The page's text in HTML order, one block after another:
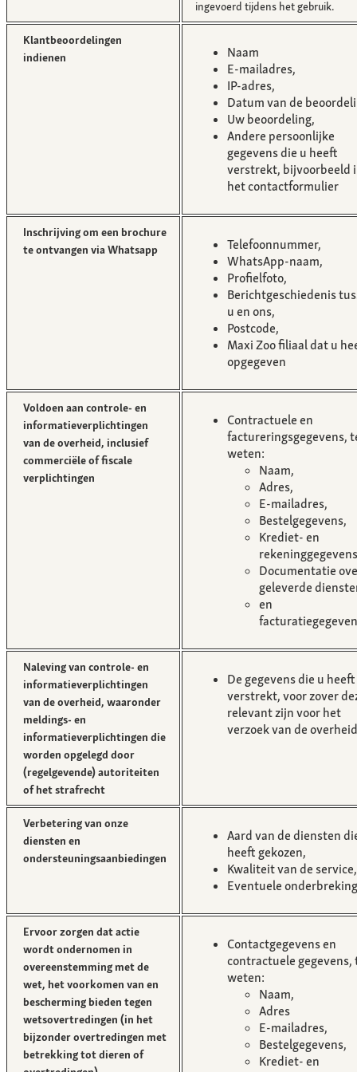
ingevoerd tijdens het gebruik.
Klantbeoordelingen
indienen
Naam
E-mailadres,
IP-adres,
Datum van de
Uw beoordeling,
Andere persoonlijke
gegevens die u heeft
verstrekt, bijvoorbeeld
het contactformulier
Inschrijving om een brochure
te ontvangen via Whatsapp
Telefoonnummer,
WhatsApp-naam,
Profielfoto,
Berichtgeschiedenis
u en ons,
Postcode,
Maxi Zoo filiaal dat u
opgegeven
Voldoen aan controle- en
informatieverplichtingen
van de overheid, inclusief
commerciële of fiscale
verplichtingen
Contractuele en
factureringsgegevens,
weten:
Naam,
Adres,
E-mailadres,
Bestelgegevens,
Krediet- en
rekeninggegevens
Documentatie
geleverde
en
Naleving van controle- en
informatieverplichtingen
van de overheid, waaronder
meldings- en
informatieverplichtingen die
worden opgelegd door
(regelgevende) autoriteiten
of het strafrecht
De gegevens die u heeft
verstrekt, voor zover
relevant zijn voor het
verzoek van de overheid
Verbetering van onze
diensten en
ondersteuningsaanbiedingen
Aard van de diensten
heeft gekozen,
Kwaliteit van de service,
Eventuele
Ervoor zorgen dat actie
wordt ondernomen in
overeenstemming met de
wet, het voorkomen van en
bescherming bieden tegen
wetsovertredingen (in het
bijzonder overtredingen met
betrekking tot dieren of
Contactgegevens en
contractuele gegevens,
weten:
Naam,
Adres
E-mailadres,
Bestelgegevens,
Krediet- en